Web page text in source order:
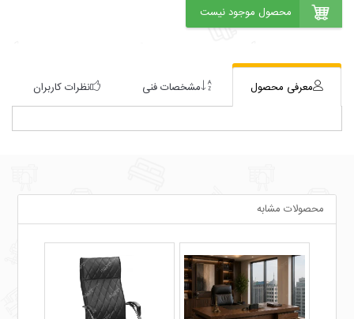
معرفی محصول مشخصات فنی نظرات کاربران
محصولات مشابه